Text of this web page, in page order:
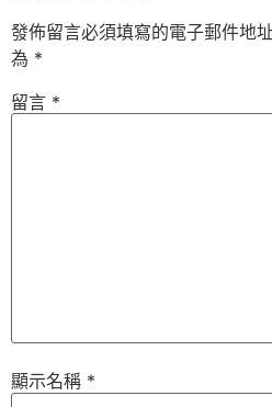
發佈留言必須填寫的電子郵件地
為 *
留言 *
顯示名稱 *